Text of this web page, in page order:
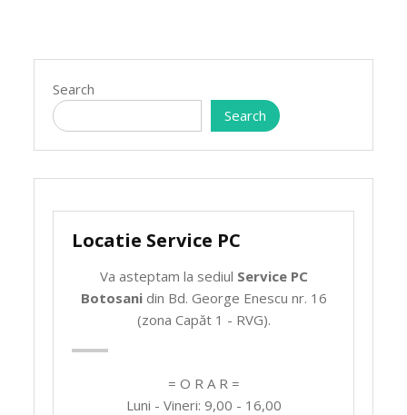
Search
Search
Locatie Service PC
Va asteptam la sediul Service PC
Botosanidin Bd. George Enescu nr. 16
(zona Capăt 1 - RVG).
= O R A R =
Luni - Vineri: 9,00 - 16,00